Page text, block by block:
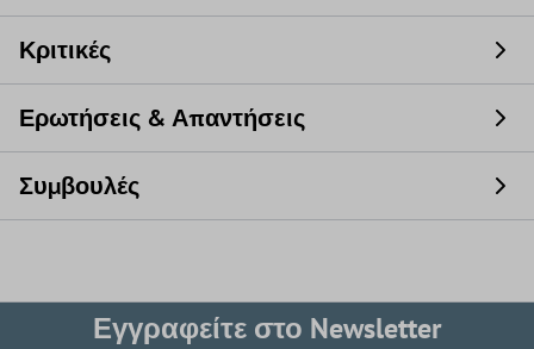
Κριτικές
Ερωτήσεις & Απαντήσεις
Συμβουλές
Εγγραφείτε στο Newsletter